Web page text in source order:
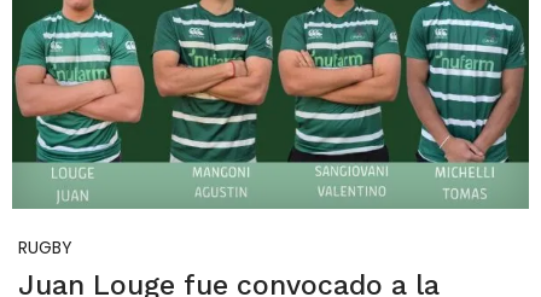
RUGBY
Juan Louge fue convocado a la